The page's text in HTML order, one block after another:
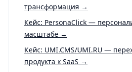
трансформация →
Кейс: PersonaClick —
масштабе →
Кейс: UMI.CMS/UMI.RU —
продукта к SaaS →